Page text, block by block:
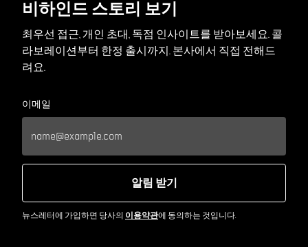
비하인드 스토리 보기
최우선 접근, 개인 초대, 독점 인사이트를 받아보세요. 콜
라보레이션부터 한정 출시까지. 본사에서 직접 전해드
려요.
이메일
알림 받기
뉴스레터에 가입하면 당사의 이용약관에 동의하는 것입니다.